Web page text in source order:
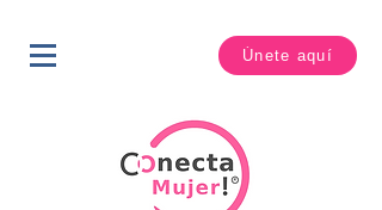
Únete aquí